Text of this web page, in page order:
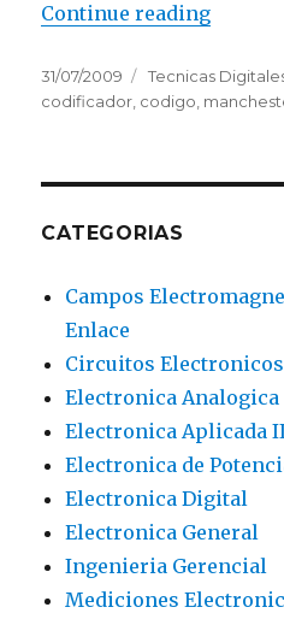
Continue reading
Posted
on
31/07/2009 Categories
Tecnicas
codificador, codigo,
CATEGORIAS
Campos
Enlace
Circuitos Electronicos
Electronica Analogica
Electronica Aplicada
Electronica de
Electronica Digital
Electronica General
Ingenieria Gerencial
Mediciones